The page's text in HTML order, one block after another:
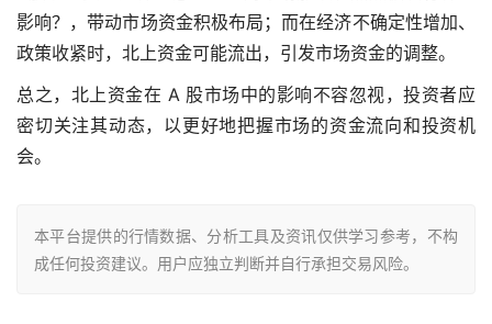
影响？，带动市场资金积极布局；而在经济不确定性增加、
政策收紧时，北上资金可能流出，引发市场资金的调整。
总之，北上资金在 A 股市场中的影响不容忽视，投资者应
密切关注其动态，以更好地把握市场的资金流向和投资机
会。
本平台提供的行情数据、分析工具及资讯仅供学习参考，不构
成任何投资建议。用户应独立判断并自行承担交易风险。